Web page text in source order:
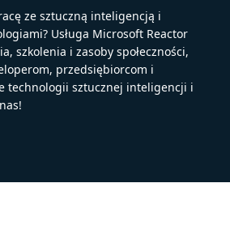
ze sztuczną inteligencją i
Usługa Microsoft Reactor
szkolenia i zasoby społeczności,
przedsiębiorcom i
technologii sztucznej inteligencji i